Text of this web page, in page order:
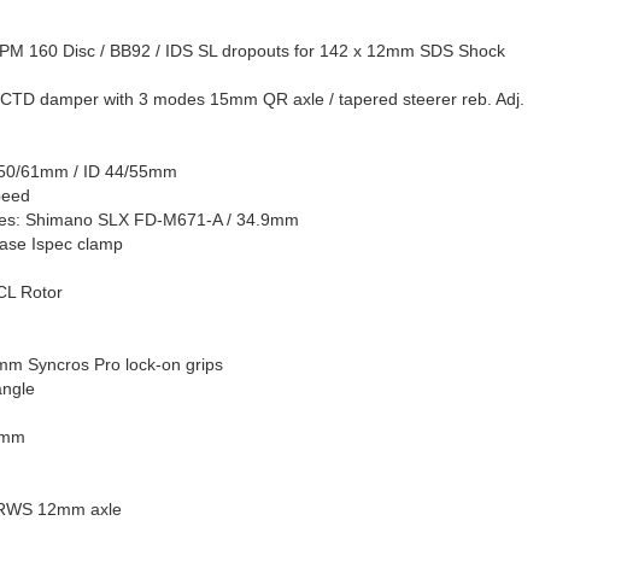
160 Disc / BB92 / IDS SL dropouts for 142 x 12mm SDS Shock
damper with 3 modes 15mm QR axle / tapered steerer reb. Adj.
61mm / ID 44/55mm
Shimano SLX FD-M671-A / 34.9mm
Ispec clamp
Rotor
Syncros Pro lock-on grips
12mm axle